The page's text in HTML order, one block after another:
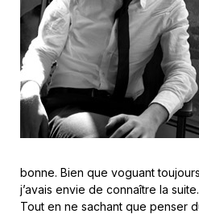
bonne. Bien que voguant
j’avais envie de connaître la
Tout en ne sachant que penser